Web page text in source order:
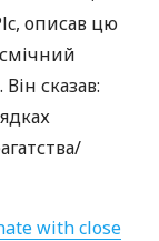
описав цю
сказав:
with close